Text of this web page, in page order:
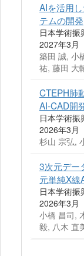
AIを活用
テムの開発
日本学術
2027年3月
築田 誠, 小
祐, 藤田 大
CTEPH肺
AI-CAD開
日本学術
2026年3月
杉山 宗弘,
3次元デー
元単純X線
日本学術
2026年3月
小橋 昌司,
毅, 八木 直